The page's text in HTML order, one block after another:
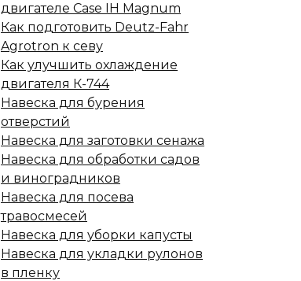
двигателе Case IH Magnum
Как подготовить Deutz-Fahr
Agrotron к севу
Как улучшить охлаждение
двигателя К-744
Навеска для бурения
отверстий
Навеска для заготовки сенажа
Навеска для обработки садов
и виноградников
Навеска для посева
травосмесей
Навеска для уборки капусты
Навеска для укладки рулонов
в пленку